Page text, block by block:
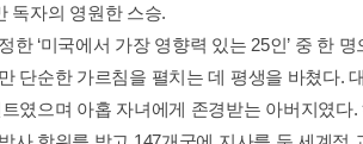
독자의 영원한 스승.
한 ‘미국에서 가장 영향력 있는 25인’ 중 한
단순한 가르침을 펼치는 데 평생을 바쳤다.
였으며 아홉 자녀에게 존경받는 아버지였다